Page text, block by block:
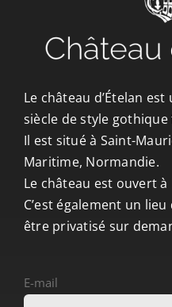
Le château d’Ételan est
siècle de style
Il est situé à Saint-
Maritime, Normandie.
Le château est ouvert à
C’est également un
être privatisé sur
E-mail